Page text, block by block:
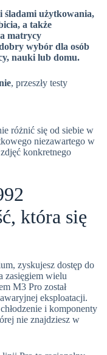
śladami użytkowania,
a także
matrycy
wybór dla osób
nauki lub domu.
, przeszły testy
różnić się od siebie w
niezawartego w
konkretnego
która się
zyskujesz dostęp do
zasięgiem wielu
M3 Pro został
eksploatacji.
i komponenty
nie znajdziesz w